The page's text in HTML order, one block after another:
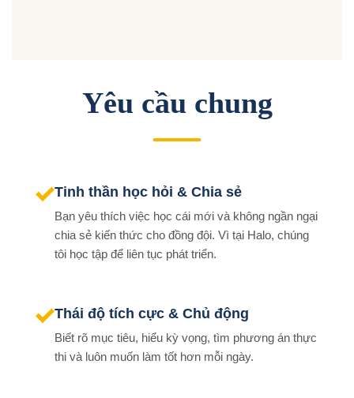
Yêu cầu chung
Tinh thần học hỏi & Chia sẻ
Bạn yêu thích việc học cái mới và không ngần ngại
chia sẻ kiến thức cho đồng đội. Vì tại Halo, chúng
tôi học tập để liên tục phát triển.
Thái độ tích cực & Chủ động
Biết rõ mục tiêu, hiểu kỳ vọng, tìm phương án thực
thi và luôn muốn làm tốt hơn mỗi ngày.